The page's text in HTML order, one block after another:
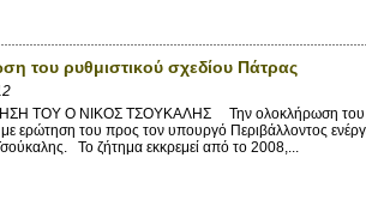
του ρυθμιστικού σχεδίου Πάτρας
ΤΟΥ Ο ΝΙΚΟΣ ΤΣΟΥΚΑΛΗΣ Την ολοκλήρωση του
ερώτηση του προς τον υπουργό Περιβάλλοντος
Το ζήτημα εκκρεμεί από το 2008,...